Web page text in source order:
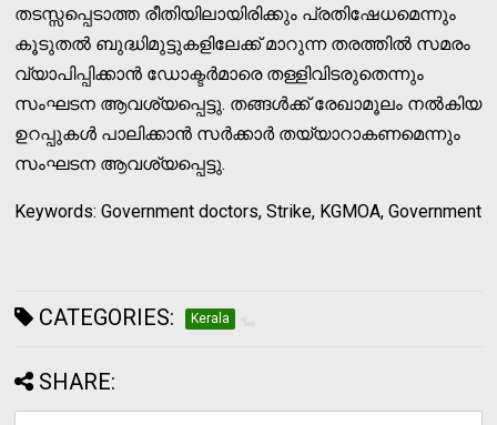
തടസ്സപ്പെടാത്ത രീതിയിലായിരിക്കും പ്രതിഷേധമെന്നും
കൂടുതല്‍ ബുദ്ധിമുട്ടുകളിലേക്ക് മാറുന്ന തരത്തില്‍ സമരം
വ്യാപിപ്പിക്കാന്‍ ഡോക്ടര്‍മാരെ തള്ളിവിടരുതെന്നും
സംഘടന ആവശ്യപ്പെട്ടു. തങ്ങള്‍ക്ക് രേഖാമൂലം നല്‍കിയ
ഉറപ്പുകള്‍ പാലിക്കാന്‍ സര്‍ക്കാര്‍ തയ്യാറാകണമെന്നും
സംഘടന ആവശ്യപ്പെട്ടു.
Keywords: Government doctors, Strike, KGMOA, Government
CATEGORIES: Kerala
SHARE: